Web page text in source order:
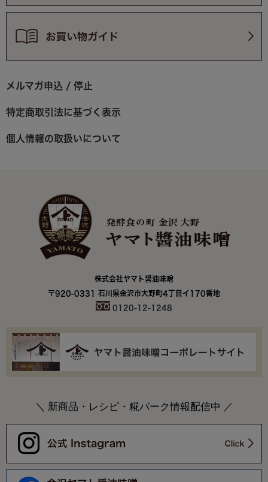
メルマガ申込 / 停止
特定商取引法に基づく表示
個人情報の取扱いについて
株式会社ヤマト醤油味噌
〒920-0331 石川県金沢市大野町4丁目イ170番地
0120-12-1248
＼ 新商品・レシピ・糀パーク情報配信中 ／